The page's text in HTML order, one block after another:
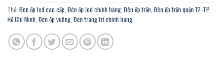
Thẻ: Đèn ốp led cao cấp, Đèn ốp led chính hãng, Đèn ốp trần, Đèn ốp trần quận 12-TP.
Hồ Chí Minh, Đèn ốp vuông, Đèn trang trí chính hãng